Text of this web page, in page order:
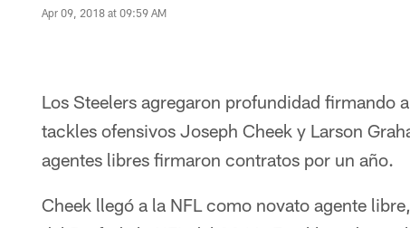
Apr 09, 2018 at 09:59 AM
Los Steelers agregaron profundidad firmando
tackles ofensivos Joseph Cheek y Larson
agentes libres firmaron contratos por un año.
Cheek llegó a la NFL como novato agente